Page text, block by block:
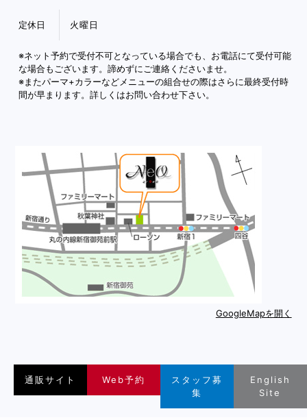
定休日 火曜日
※ネット予約で受付不可となっている場合でも、お電話にて受付可能
な場合もございます。諦めずにご連絡くださいませ。
※またパーマ+カラーなどメニューの組合せの際はさらに最終受付時
間が早まります。詳しくはお問い合わせ下さい。
GoogleMapを開く
通販サイト Web予約
スタッフ募
集
English
Site